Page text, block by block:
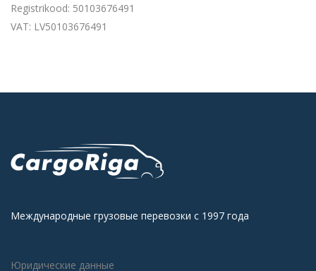
Registrikood: 50103676491
VAT: LV50103676491
Международные грузовые перевозки с 1997 года
Юридические данные